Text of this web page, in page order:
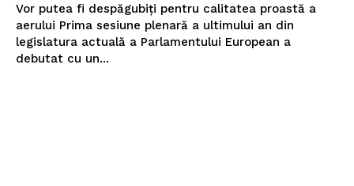
Vor putea fi despăgubiți pentru calitatea proastă a
aerului Prima sesiune plenară a ultimului an din
legislatura actuală a Parlamentului European a
debutat cu un...